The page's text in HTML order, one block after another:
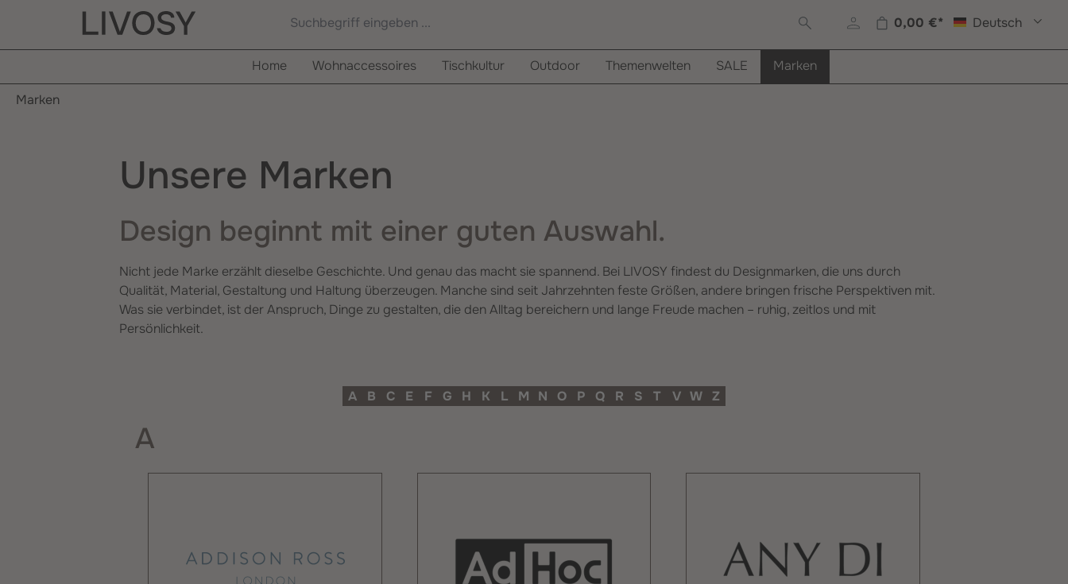
Zur Hauptnavigation springen
0,00 €* Deutsch
Home Wohnaccessoires Tischkultur Outdoor Themenwelten SALE Marken
Marken
Unsere Marken
Design beginnt mit einer guten Auswahl.
Nicht jede Marke erzählt dieselbe Geschichte. Und genau das macht sie spannend. Bei LIVOSY findest du Designmarken, die uns durch
Qualität, Material, Gestaltung und Haltung überzeugen. Manche sind seit Jahrzehnten feste Größen, andere bringen frische Perspektiven mit.
Was sie verbindet, ist der Anspruch, Dinge zu gestalten, die den Alltag bereichern und lange Freude machen – ruhig, zeitlos und mit
Persönlichkeit.
A B C E F G H K L M N O P Q R S T V W Z
A